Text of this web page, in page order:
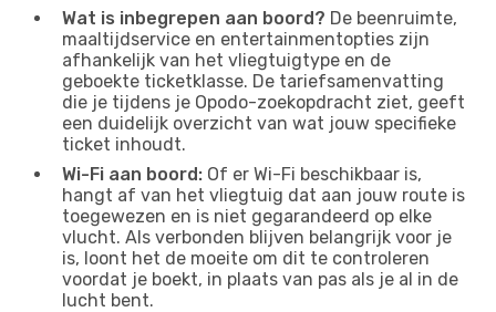
Wat is inbegrepen aan boord? De beenruimte,
maaltijdservice en entertainmentopties zijn
afhankelijk van het vliegtuigtype en de
geboekte ticketklasse. De tariefsamenvatting
die je tijdens je Opodo-zoekopdracht ziet, geeft
een duidelijk overzicht van wat jouw specifieke
ticket inhoudt.
Wi-Fi aan boord: Of er Wi-Fi beschikbaar is,
hangt af van het vliegtuig dat aan jouw route is
toegewezen en is niet gegarandeerd op elke
vlucht. Als verbonden blijven belangrijk voor je
is, loont het de moeite om dit te controleren
voordat je boekt, in plaats van pas als je al in de
lucht bent.